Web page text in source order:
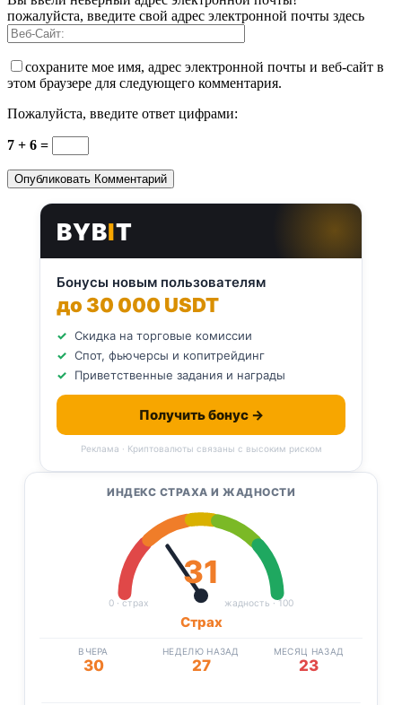
пожалуйста, введите свой адрес электронной почты здесь
сохраните мое имя, адрес электронной почты и веб-сайт в
этом браузере для следующего комментария.
Пожалуйста, введите ответ цифрами:
7 + 6 =
BYBIT
Бонусы новым пользователям
до 30 000 USDT
Скидка на торговые комиссии
Спот, фьючерсы и копитрейдинг
Приветственные задания и награды
Получить бонус →
Реклама · Криптовалюты связаны с высоким риском
ИНДЕКС СТРАХА И ЖАДНОСТИ
0 · страх жадность · 100
31
Страх
ВЧЕРА
30
НЕДЕЛЮ НАЗАД
27
МЕСЯЦ НАЗАД
23